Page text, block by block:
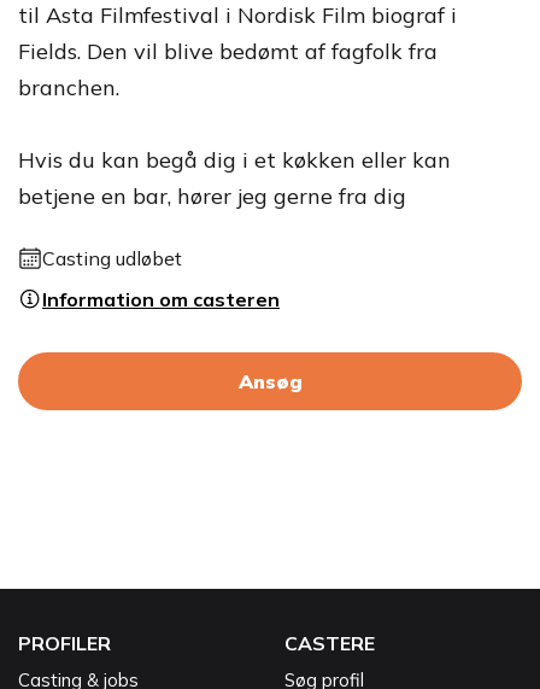
til Asta Filmfestival i Nordisk Film biograf i
Fields. Den vil blive bedømt af fagfolk fra
branchen.
Hvis du kan begå dig i et køkken eller kan
betjene en bar, hører jeg gerne fra dig
Casting udløbet
Information om casteren
Ansøg
PROFILER
Casting & jobs
CASTERE
Søg profil